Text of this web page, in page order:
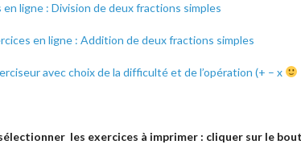
ligne : Division de deux fractions simples
en ligne : Addition de deux fractions simples
avec choix de la difficulté et de l’opération (+ – x
les exercices à imprimer : cliquer sur le